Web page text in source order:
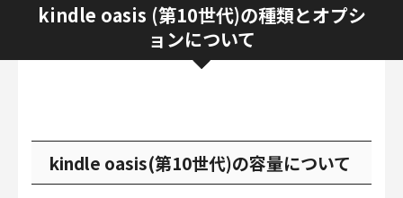
kindle oasis (第10世代)の種類とオプシ
ョンについて
kindle oasis(第10世代)の容量について